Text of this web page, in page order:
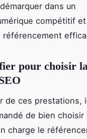
dans un
compétitif
référencement
pour choisir
de ces prestations,
de bien choisir
charge le